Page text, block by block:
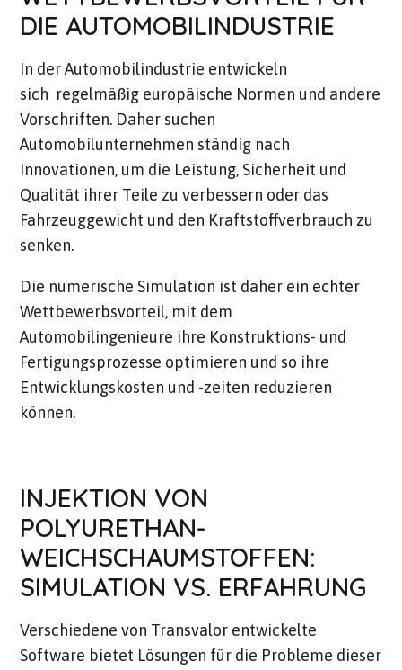
DIE AUTOMOBILINDUSTRIE
In der Automobilindustrie entwickeln
sich regelmäßig europäische Normen und andere
Vorschriften. Daher suchen
Automobilunternehmen ständig nach
Innovationen, um die Leistung, Sicherheit und
Qualität ihrer Teile zu verbessern oder das
Fahrzeuggewicht und den Kraftstoffverbrauch zu
senken.
Die numerische Simulation ist daher ein echter
Wettbewerbsvorteil, mit dem
Automobilingenieure ihre Konstruktions- und
Fertigungsprozesse optimieren und so ihre
Entwicklungskosten und -zeiten reduzieren
können.
INJEKTION VON
POLYURETHAN-
WEICHSCHAUMSTOFFEN:
SIMULATION VS. ERFAHRUNG
Verschiedene von Transvalor entwickelte
Software bietet Lösungen für die Probleme dieser